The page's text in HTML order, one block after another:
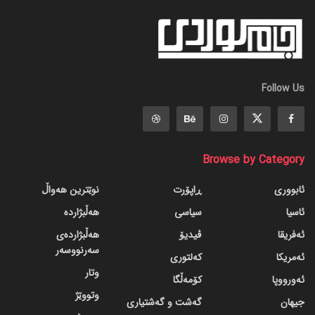
Follow Us
Browse by Category
ئابووری
ئاسیا
ئەفریقا
ئەمریکا
ئەورووپا
جیهان
ڕاپۆرت
سیاسی
ڤیدیۆ
کەلتوری
کۆمەڵگا
گه‌شت و گه‌شتیاری
نوێترین هەواڵ
هەڵبژاردە
هەڵبژاردەی
سەرنووسەر
وتار
وتووێژ